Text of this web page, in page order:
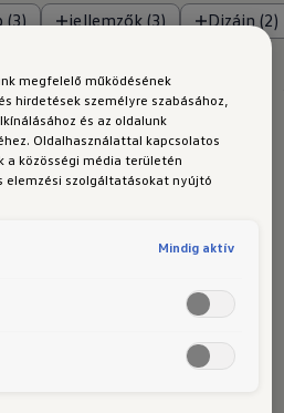
(3) jellemzők (3) Dizájn (2)
dizájn külső
részletei
megfelelő működésének
hirdetések személyre szabásához,
és az oldalunk
Oldalhasználattal kapcsolatos
közösségi média területén
elemzési szolgáltatásokat nyújtó
Mindig aktív